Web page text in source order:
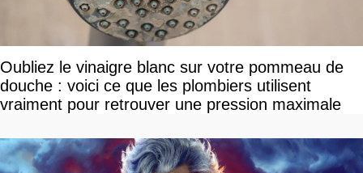
Oubliez le vinaigre blanc sur votre pommeau de
douche : voici ce que les plombiers utilisent
vraiment pour retrouver une pression maximale